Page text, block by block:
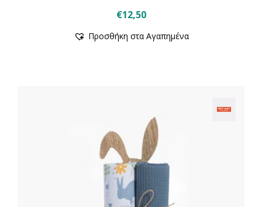
€12,50
Προσθήκη στα Αγαπημένα